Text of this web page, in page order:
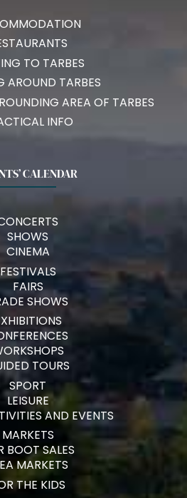
TO TARBES
AROUND TARBES
AREA OF TARBES
INFO
CALENDAR
SHOWS
CINEMA
FESTIVALS
FAIRS
SHOWS
TOURS
SPORT
LEISURE
AND EVENTS
MARKETS
BOOT SALES
MARKETS
THE KIDS